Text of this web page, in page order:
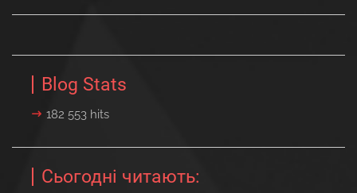
Blog Stats
182 553 hits
Сьогодні читають: